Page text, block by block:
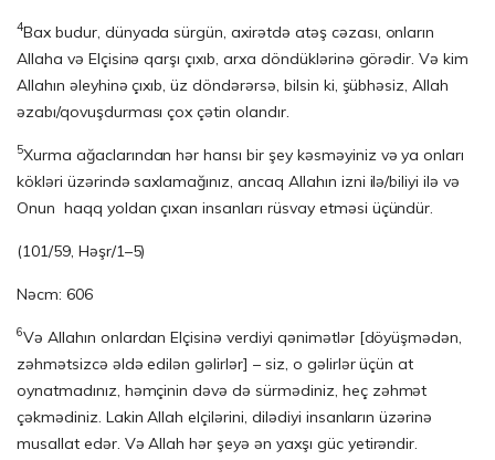
4Bax budur, dünyada sürgün, axirətdə atəş cəzası, onların
Allaha və Elçisinə qarşı çıxıb, arxa döndüklərinə görədir. Və kim
Allahın əleyhinə çıxıb, üz döndərərsə, bilsin ki, şübhəsiz, Allah
əzabı/qovuşdurması çox çətin olandır.
5Xurma ağaclarından hər hansı bir şey kəsməyiniz və ya onları
kökləri üzərində saxlamağınız, ancaq Allahın izni ilə/biliyi ilə və
Onun haqq yoldan çıxan insanları rüsvay etməsi üçündür.
(101/59, Həşr/1–5)
Nəcm: 606
6Və Allahın onlardan Elçisinə verdiyi qənimətlər [döyüşmədən,
zəhmətsizcə əldə edilən gəlirlər] – siz, o gəlirlər üçün at
oynatmadınız, həmçinin dəvə də sürmədiniz, heç zəhmət
çəkmədiniz. Lakin Allah elçilərini, dilədiyi insanların üzərinə
musallat edər. Və Allah hər şeyə ən yaxşı güc yetirəndir.